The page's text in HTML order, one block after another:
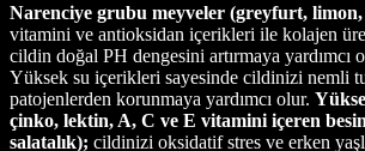
Narenciye grubu meyveler (greyfurt,
vitamini ve antioksidan içerikleri ile kolajen
cildin doğal PH dengesini artırmaya yardımcı
Yüksek su içerikleri sayesinde cildinizi nemli
patojenlerden korunmaya yardımcı olur.
çinko, lektin, A, C ve E vitamini içeren
salatalık); cildinizi oksidatif stres ve erken